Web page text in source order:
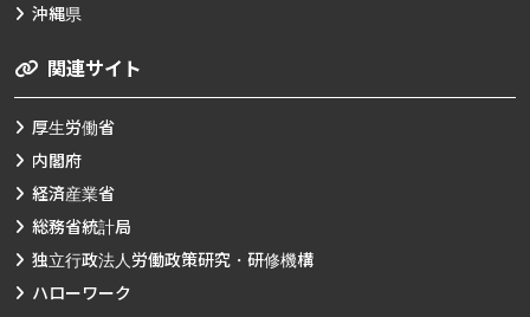
沖縄県
関連サイト
厚生労働省
内閣府
経済産業省
総務省統計局
独立行政法人労働政策研究・研修機構
ハローワーク